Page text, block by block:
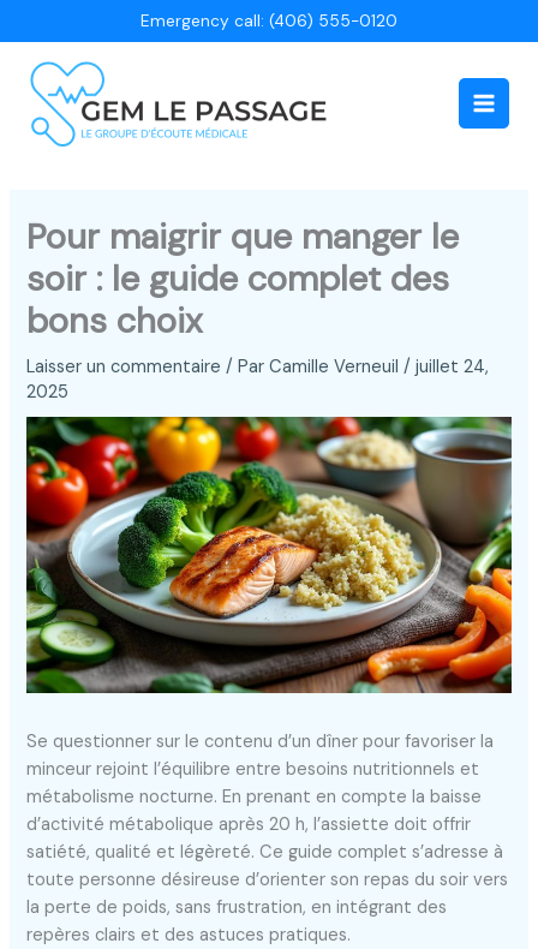
au
contenu
Emergency call: (406) 555-0120
Main
Pour maigrir que manger le
soir : le guide complet des
bons choix
Laisser un commentaire / ParCamille Verneuil/juillet 24,
2025
Se questionner sur le contenu d’un dîner pour favoriser la
minceur rejoint l’équilibre entre besoins nutritionnels et
métabolisme nocturne. En prenant en compte la baisse
d’activité métabolique après 20 h, l’assiette doit offrir
satiété, qualité et légèreté. Ce guide complet s’adresse à
toute personne désireuse d’orienter son repas du soir vers
la perte de poids, sans frustration, en intégrant des
repères clairs et des astuces pratiques.